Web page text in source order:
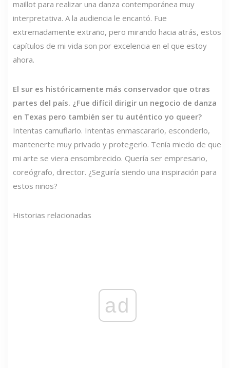
maillot para realizar una danza contemporánea muy
interpretativa. A la audiencia le encantó. Fue
extremadamente extraño, pero mirando hacia atrás, estos
capítulos de mi vida son por excelencia en el que estoy
ahora.
El sur es históricamente más conservador que otras
partes del país. ¿Fue difícil dirigir un negocio de danza
en Texas pero también ser tu auténtico yo queer?
Intentas camuflarlo. Intentas enmascararlo, esconderlo,
mantenerte muy privado y protegerlo. Tenía miedo de que
mi arte se viera ensombrecido. Quería ser empresario,
coreógrafo, director. ¿Seguiría siendo una inspiración para
estos niños?
Historias relacionadas
ad